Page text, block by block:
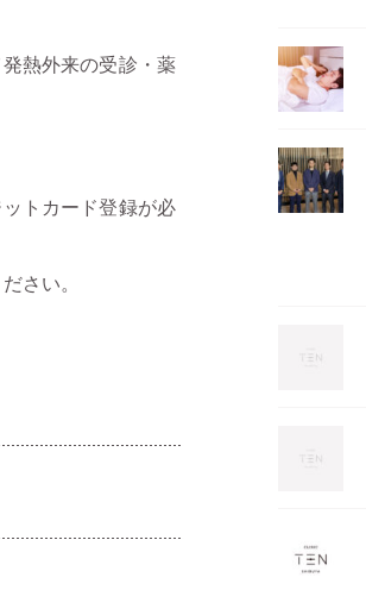
熱外来の受診・薬
トカード登録が必
さい。